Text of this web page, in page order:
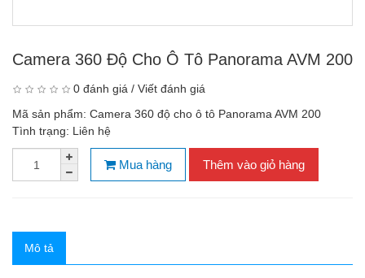
Camera 360 Độ Cho Ô Tô Panorama AVM 200
0 đánh giá / Viết đánh giá
Mã sản phẩm: Camera 360 độ cho ô tô Panorama AVM 200
Tình trạng: Liên hệ
Mua hàng Thêm vào giỏ hàng
Mô tả